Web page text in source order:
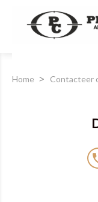
Home Contacteer